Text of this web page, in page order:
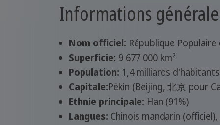
Informations
Nom officiel: République Populaire
Superficie: 9 677 000 km²
Population: 1,4 milliards d'habitants
Capitale:Pékin (Beijing, 北京 pour
Ethnie principale: Han (91%)
Langues: Chinois mandarin